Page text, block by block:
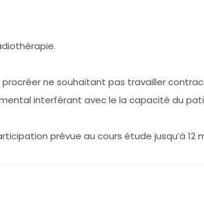
ne souhaitant pas travailler
interférant avec le la capacité du
prévue au cours étude jusqu’à 12